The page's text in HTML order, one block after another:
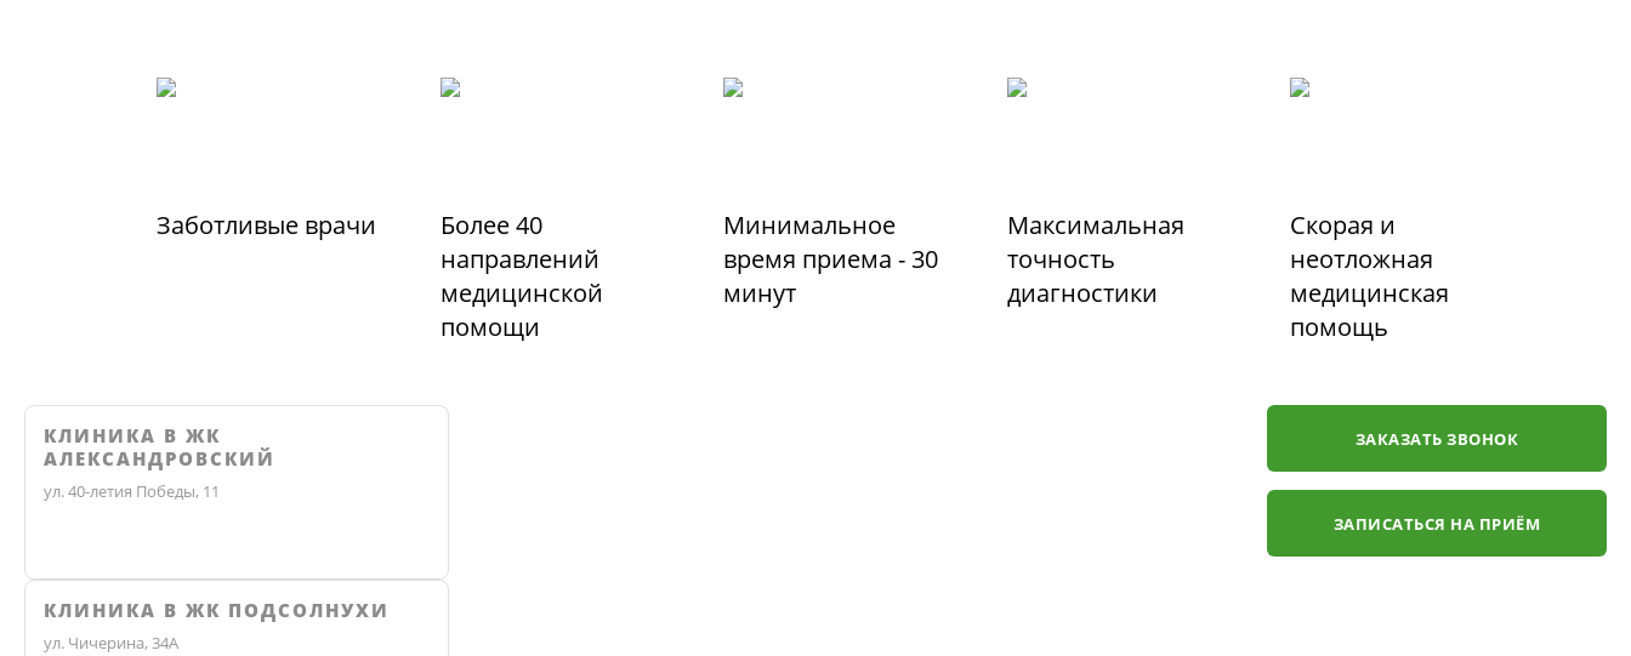
Заботливые врачи
Более 40
направлений
медицинской
помощи
Минимальное
время приема - 30
минут
Максимальная
точность
диагностики
Скорая и
неотложная
медицинская
помощь
ЗАКАЗАТЬ ЗВОНОК
КЛИНИКА В ЖК
АЛЕКСАНДРОВСКИЙ
ул. 40-летия Победы, 11
КЛИНИКА В ЖК ПОДСОЛНУХИ
ул. Чичерина, 34А
ЗАПИСАТЬСЯ НА ПРИЁМ